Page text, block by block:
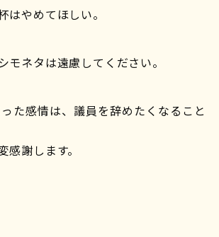
やめてほしい。
ネタは遠慮してください。
た感情は、議員を辞めたくなること
謝します。